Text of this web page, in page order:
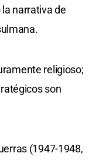
narrativa de
religioso;
son
(1947-1948,